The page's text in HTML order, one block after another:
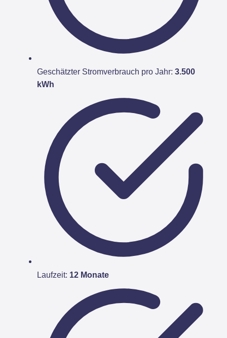
Geschätzter Stromverbrauch pro Jahr: 3.500
kWh
Laufzeit: 12 Monate